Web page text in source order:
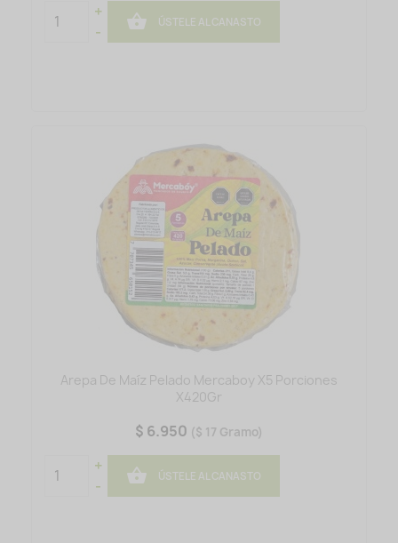
+
-
 ÚSTELE AL CANASTO
Arepa De Maíz Pelado Mercaboy X5 Porciones
X420Gr
$ 6.950 ($ 17 Gramo)
+
-
 ÚSTELE AL CANASTO